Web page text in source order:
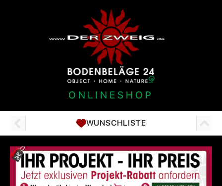
ONLINESHOP
WUNSCHLISTE